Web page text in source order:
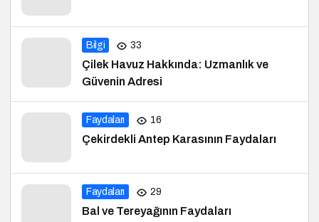
Bilgi 33
Çilek Havuz Hakkında: Uzmanlık ve
Güvenin Adresi
Faydaları 16
Çekirdekli Antep Karasının Faydaları
Faydaları 29
Bal ve Tereyağının Faydaları